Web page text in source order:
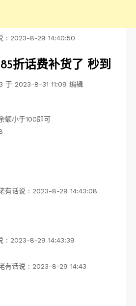
: 2023-8-29 14:40:50
折话费补货了 秒到
于 2023-8-31 11:09 编辑
额小于100即可
有话说 : 2023-8-29 14:43:08
: 2023-8-29 14:43:39
有话说 : 2023-8-29 14:43